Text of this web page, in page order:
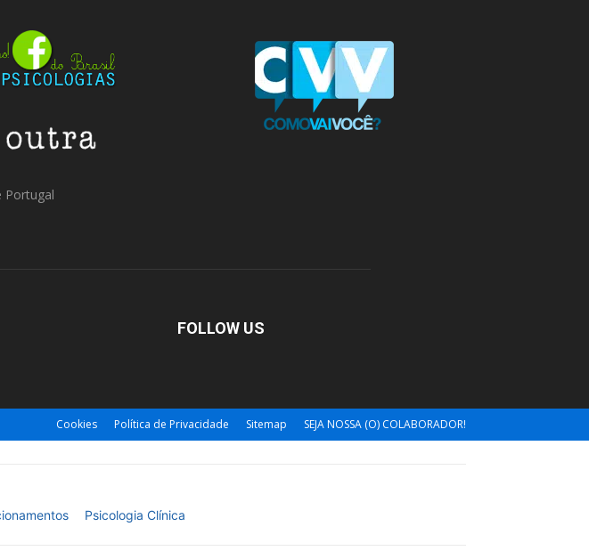
Portugal
FOLLOW US
Cookies Política de Privacidade Sitemap SEJA NOSSA (O) COLABORADOR!
Psicologia Clínica